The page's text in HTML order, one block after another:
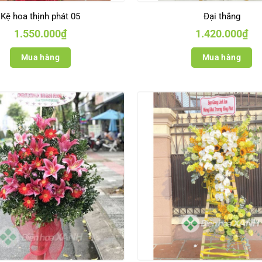
Kệ hoa thịnh phát 05
1.550.000₫
Mua hàng
Đại thắng
1.420.000₫
Mua hàng